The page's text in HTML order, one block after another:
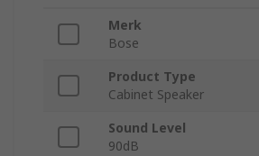
Merk
Bose
Product Type
Cabinet Speaker
Sound Level
90dB